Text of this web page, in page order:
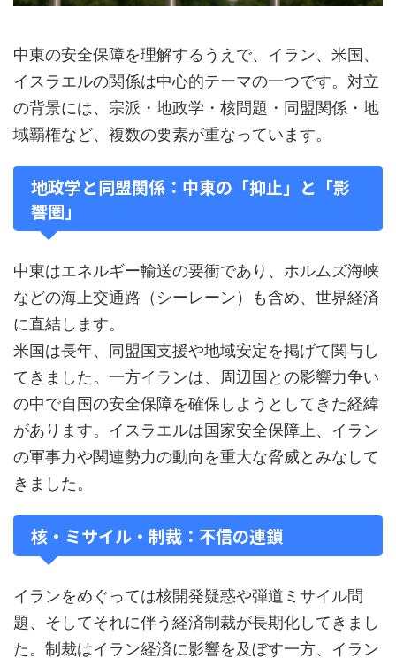
中東の安全保障を理解するうえで、イラン、米国、
イスラエルの関係は中心的テーマの一つです。対立
の背景には、宗派・地政学・核問題・同盟関係・地
域覇権など、複数の要素が重なっています。
地政学と同盟関係：中東の「抑止」と「影
響圏」
中東はエネルギー輸送の要衝であり、ホルムズ海峡
などの海上交通路（シーレーン）も含め、世界経済
に直結します。
米国は長年、同盟国支援や地域安定を掲げて関与し
てきました。一方イランは、周辺国との影響力争い
の中で自国の安全保障を確保しようとしてきた経緯
があります。イスラエルは国家安全保障上、イラン
の軍事力や関連勢力の動向を重大な脅威とみなして
きました。
核・ミサイル・制裁：不信の連鎖
イランをめぐっては核開発疑惑や弾道ミサイル問
題、そしてそれに伴う経済制裁が長期化してきまし
た。制裁はイラン経済に影響を及ぼす一方、イラン